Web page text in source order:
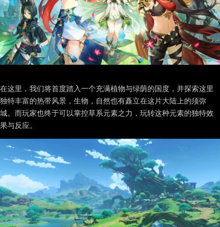
在这里，我们将首度踏入一个充满植物与绿荫的国度，并探索这里
独特丰富的热带风景，生物，自然也有矗立在这片大陆上的须弥
城。而玩家也终于可以掌控草系元素之力，玩转这种元素的独特效
果与反应。